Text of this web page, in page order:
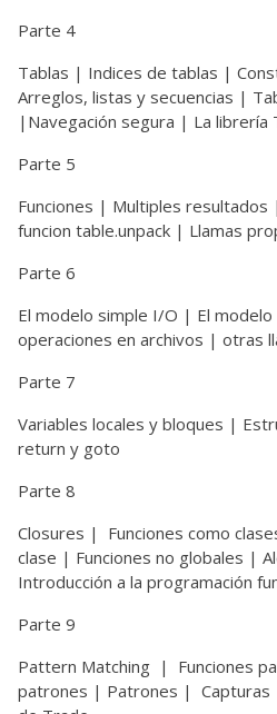
Parte 4
Tablas | Indices de tablas |
Arreglos, listas y secuencias |
|Navegación segura | La librería
Parte 5
Funciones | Multiples
funcion table.unpack | Llamas
Parte 6
El modelo simple I/O | El
operaciones en archivos | otras
Parte 7
Variables locales y bloques |
return y goto
Parte 8
Closures | Funciones como
clase | Funciones no globales |
Introducción a la programación
Parte 9
Pattern Matching | Funciones
patrones | Patrones | Capturas